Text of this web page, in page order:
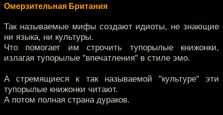
Омерзительная Британия
Так называемые мифы создают идиоты, не знающие
ни языка, ни культуры.
Что помогает им строчить тупорылые книжонки,
излагая тупорылые "впечатления" в стиле эмо.
А стремящиеся к так называемой "культуре" эти
тупорылые книжонки читают.
А потом полная страна дураков.